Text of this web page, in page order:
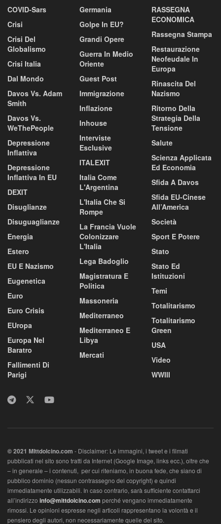
COVID-Sars
Crisi
Crisi Del
Globalismo
Crisi Italia
Dal Mondo
Davos Vs. Adam
Smith
Davos Vs.
WeThePeople
Depressione
Inflattiva
Depressione
Inflattiva In EU
DEXIT
Disuglianze
Disuguaglianze
Energia
Estero
EU E Nazismo
Eugenetica
Euro
Euro Crisis
EUropa
Europa Nel
Baratro
Fallimenti Di
Parigi
Germania
Golpe In EU?
Grandi Opere
Guerra In Medio
Oriente
Guest Post
Immigrazione
Inflazione
Inhouse
Interviste
Esclusive
ITALEXIT
Italia Come
L'Argentina
L'Italia Che Si
Rompe
La Francia Vuole
Colonizzare
L'Italia
Lega Badoglio
Magistratura E
Politica
Massoneria
Mediterraneo
Mediterraneo E
Libya
Mercati
RASSEGNA
ECONOMICA
Rassegna Stampa
Restaurazione
Neofeudale In
Europa
Rinascita Del
Nazismo
Ritorno Della
Strategia Della
Tensione
Salute
Scienza Applicata
Ed Economia
Sfida A Davos
Sfida EU-Cinese
All’America
Società
Sport E Potere
Stato
Stato Ed
Istituzioni
Temi
Totalitarismo
Totalitarismo
Green
USA
Video
WWIII
© 2021 MIttdolcino.com - Disclaimer: Le immagini, i tweet e i filmati
pubblicati nel sito sono tratti da Internet (Google Image, links ecc.), oltre che
– in generale – i contenuti, per cui riteniamo, in buona fede, che siano di
pubblico dominio (nessun contrassegno del copyright) e quindi
immediatamente utilizzabili. In caso contrario, sarà sufficiente contattarci
all’indirizzo info@mittdolcino.com perché vengano immediatamente
rimossi. Le opinioni espresse negli articoli rappresentano la volontà e il
pensiero degli autori, non necessariamente quelle del sito.